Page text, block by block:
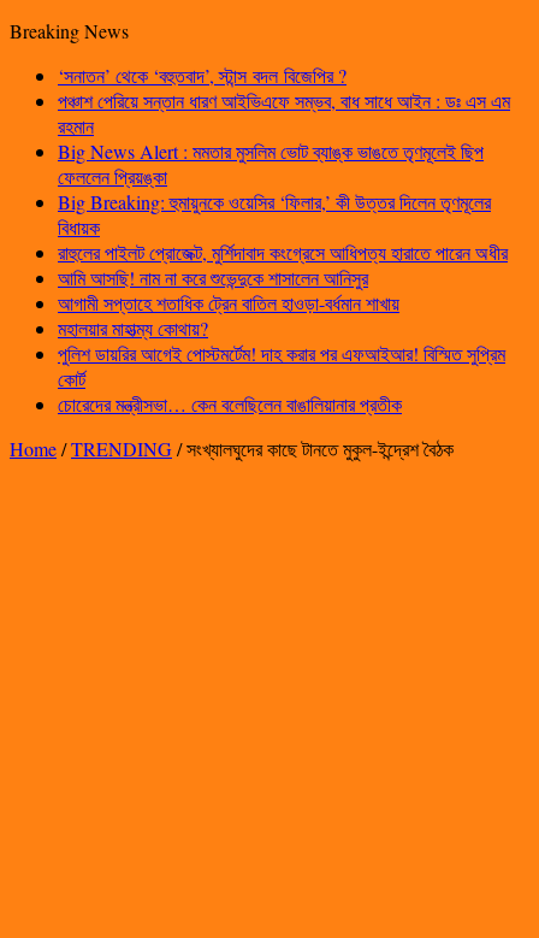
Breaking News
‘সনাতন’ থেকে ‘বহুতবাদ’, স্টান্স বদল বিজেপির ?
পঞ্চাশ পেরিয়ে সন্তান ধারণ আইভিএফে সম্ভব, বাধ সাধে আইন : ডঃ এস এম
রহমান
Big News Alert : মমতার মুসলিম ভোট ব্যাঙ্ক ভাঙতে তৃণমূলেই ছিপ
ফেললেন প্রিয়ঙ্কা
Big Breaking: হুমায়ুনকে ওয়েসির ‘ফিলার,’ কী উত্তর দিলেন তৃণমূলের
বিধায়ক
রাহুলের পাইলট প্রোজেক্ট, মুর্শিদাবাদ কংগ্রেসে আধিপত্য হারাতে পারেন অধীর
আমি আসছি! নাম না করে শুভেন্দুকে শাসালেন আনিসুর
আগামী সপ্তাহে শতাধিক ট্রেন বাতিল হাওড়া-বর্ধমান শাখায়
মহালয়ার মাহাত্ম্য কোথায়?
পুলিশ ডায়রির আগেই পোস্টমর্টেম! দাহ করার পর এফআইআর! বিস্মিত সুপ্রিম
কোর্ট
চোরেদের মন্ত্রীসভা… কেন বলেছিলেন বাঙালিয়ানার প্রতীক
Home/TRENDING/সংখ্যালঘুদের কাছে টানতে মুকুল-ইন্দ্রেশ বৈঠক